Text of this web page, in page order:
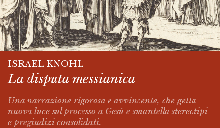
ISRAEL KNOHL
La disputa messianica
Una narrazione rigorosa e avvincente, che getta
nuova luce sul processo a Gesù e smantella stereotipi
e pregiudizi consolidati.